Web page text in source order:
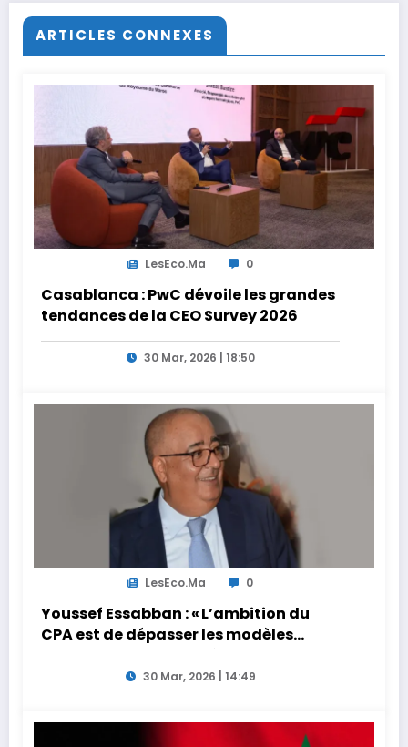
ARTICLES CONNEXES
LesEco.ma 0
Casablanca : PwC dévoile les grandes
tendances de la CEO Survey 2026
30 Mar, 2026 | 18:50
LesEco.ma 0
Youssef Essabban : « L’ambition du
CPA est de dépasser les modèles
traditionnels et académiques de
formation en s’appuyant sur le
30 Mar, 2026 | 14:49